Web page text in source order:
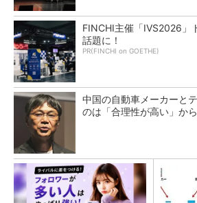
FINCHI主催「IVS2026」
話題に！
PR(FINCHI on GOETHE)
中国の自動車メーカーと
のは「合理性が高い」から